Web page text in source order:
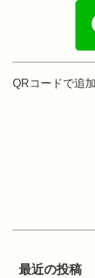
QRコードで追
最近の投稿